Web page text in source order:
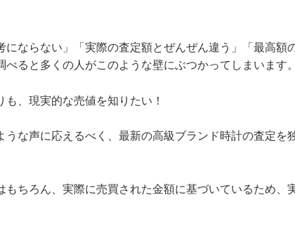
にならない」「実際の査定額とぜんぜん違う」「最高額
べると多くの人がこのような壁にぶつかってしまいます。
、現実的な売値を知りたい！
うな声に応えるべく、最新の高級ブランド時計の査定を
もちろん、実際に売買された金額に基づいているため、